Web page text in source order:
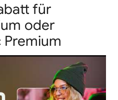
für
oder
Premium